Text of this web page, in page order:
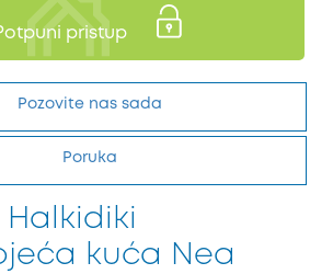
pristup
Pozovite nas sada
Poruka
Halkidiki
kuća Nea